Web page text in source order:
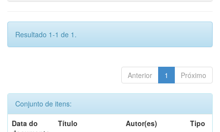
Resultado 1-1 de 1.
Anterior 1 Próximo
Conjunto de itens:
Data do
Título Autor(es) Tipo